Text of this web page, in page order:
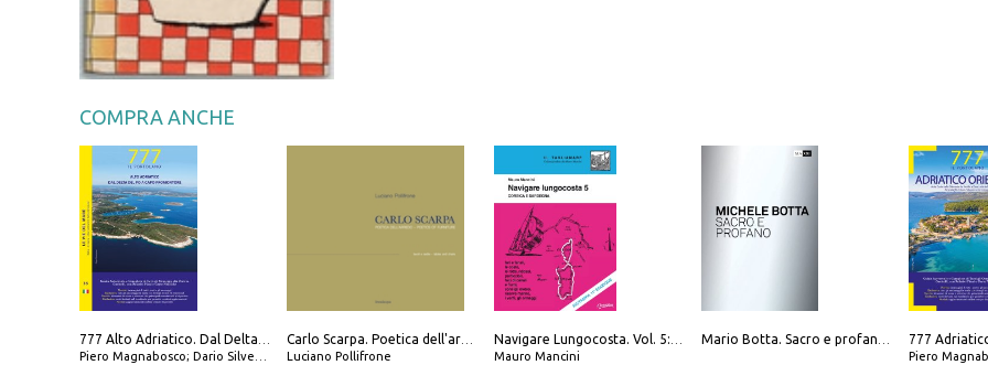
COMPRA ANCHE
777 Alto Adriatico. Dal Delta del Po a Capo Promontore. Con QR Code
Piero Magnabosco; Dario Silvestro; Marco Sbrizzi
Carlo Scarpa. Poetica dell'arredo. Tavoli e sedie-Poetics of furniture. Tables and chairs. Ediz. bilingue
Luciano Pollifrone
Navigare Lungocosta. Vol. 5: Corsica e Sardegna
Mauro Mancini
Mario Botta. Sacro e profano-Sacred and profane
Piero Magnabosco;